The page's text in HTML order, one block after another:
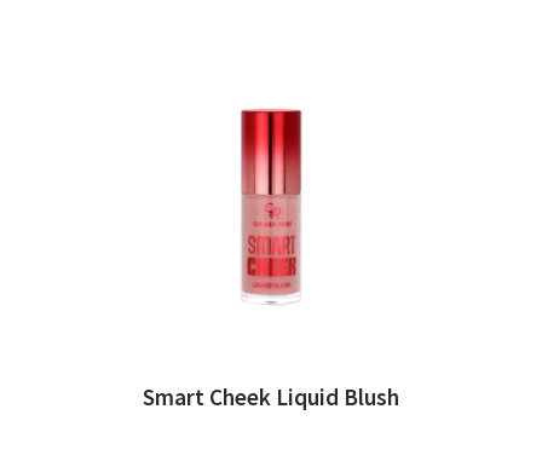
Smart Cheek Liquid Blush